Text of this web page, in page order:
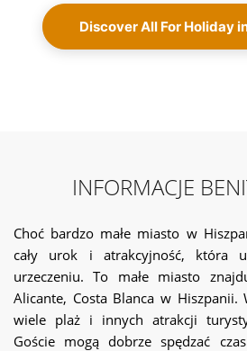
Discover All For Holiday
INFORMACJE
Choć bardzo małe miasto w
cały urok i atrakcyjność, która
urzeczeniu. To małe miasto
Alicante, Costa Blanca w Hiszpanii.
wiele plaż i innych atrakcji
Goście mogą dobrze spędzać